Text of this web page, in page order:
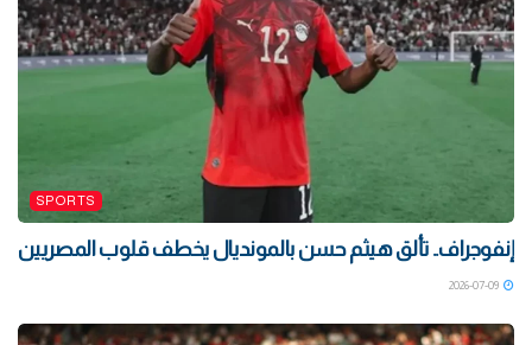
SPORTS
إنفوجراف.. تألق هيثم حسن بالمونديال يخطف قلوب المصريين